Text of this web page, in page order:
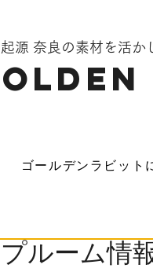
源 奈良の素材を活か
ゴールデンラビット
ルーム情